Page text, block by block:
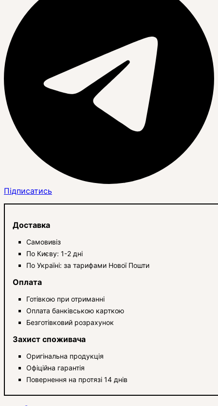
Підписатись
Доставка
Самовивіз
По Києву: 1-2 дні
По Україні: за тарифами Нової Пошти
Оплата
Готівкою при отриманні
Оплата банківською карткою
Безготівковий розрахунок
Захист споживача
Оригінальна продукція
Офіційна гарантія
Повернення на протязі 14 днів